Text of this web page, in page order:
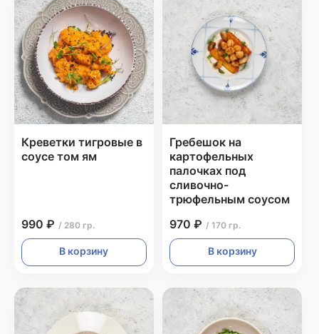
Креветки тигровые в
соусе том ям
990 ₽ / 280 гр.
В корзину
Гребешок на
картофельных
палочках под
сливочно-
трюфельным соусом
970 ₽ / 170 гр.
В корзину